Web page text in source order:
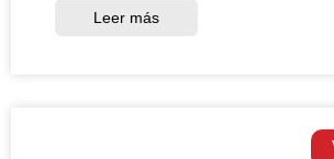
Leer más